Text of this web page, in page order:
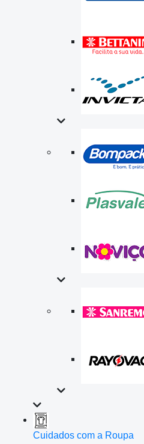
Cuidados com a Roupa